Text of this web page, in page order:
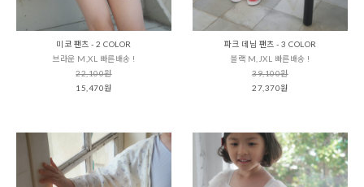
미코 팬츠 - 2 COLOR
브라운 M,XL 빠른배송 !
22,100원
15,470원
파크 데님 팬츠 - 3 COLOR
블랙 M,JXL 빠른배송 !
39,100원
27,370원